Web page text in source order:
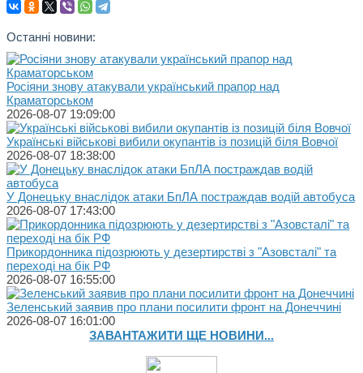
Останні новини:
Росіяни знову атакували український прапор над
Краматорськом
2026-08-07 19:09:00
Українські військові вибили окупантів із позицій біля Вовчої
2026-08-07 18:38:00
У Донецьку внаслідок атаки БпЛА постраждав водій автобуса
2026-08-07 17:43:00
Прикордонника підозрюють у дезертирстві з "Азовсталі" та
переході на бік РФ
2026-08-07 16:55:00
Зеленський заявив про плани посилити фронт на Донеччині
2026-08-07 16:01:00
ЗАВАНТАЖИТИ ЩЕ НОВИНИ...